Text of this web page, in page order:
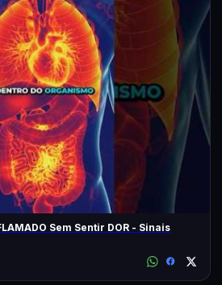
Sem Sentir DOR - Sinais